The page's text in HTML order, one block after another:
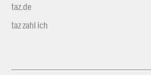
taz.de
taz zahl ich